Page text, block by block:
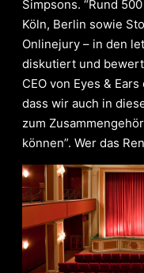
Simpsons. “Rund
Köln, Berlin sowie
Onlinejury – in den
diskutiert und
CEO von Eyes &
dass wir auch in
zum
können”. Wer das